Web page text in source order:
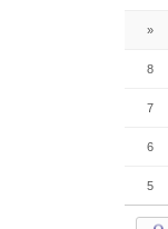
»
8
7
6
5